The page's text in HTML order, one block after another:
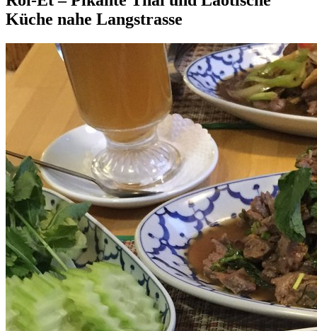
Küche nahe Langstrasse